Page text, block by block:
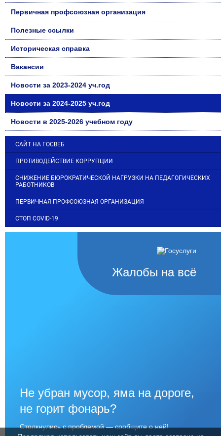
Первичная профсоюзная организация
Полезные ссылки
Историческая справка
Вакансии
Новости за 2023-2024 уч.год
Новости за 2024-2025 уч.год
Новости в 2025-2026 учебном году
САЙТ НА ГОСВЕБ
ПРОТИВОДЕЙСТВИЕ КОРРУПЦИИ
СНИЖЕНИЕ БЮРОКРАТИЧЕСКОЙ НАГРУЗКИ НА ПЕДАГОГИЧЕСКИХ
РАБОТНИКОВ
ПЕРВИЧНАЯ ПРОФСОЮЗНАЯ ОРГАНИЗАЦИЯ
СТОП COVID-19
Жалобы на всё
Не убран мусор, яма на дороге,
не горит фонарь?
Столкнулись с проблемой — сообщите о ней!